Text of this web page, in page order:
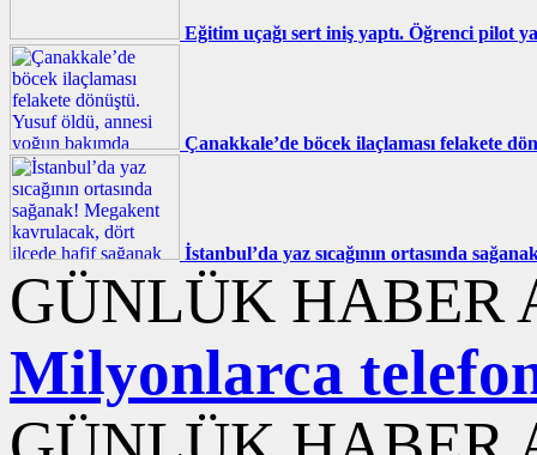
Eğitim uçağı sert iniş yaptı. Öğrenci pilot
Çanakkale’de böcek ilaçlaması felakete
İstanbul’da yaz sıcağının ortasında
GÜNLÜK HABER
Milyonlarca